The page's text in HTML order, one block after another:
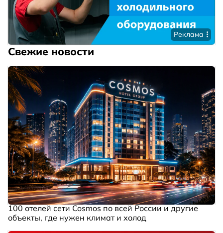
Реклама
Свежие новости
100 отелей сети Cosmos по всей России и другие
объекты, где нужен климат и холод